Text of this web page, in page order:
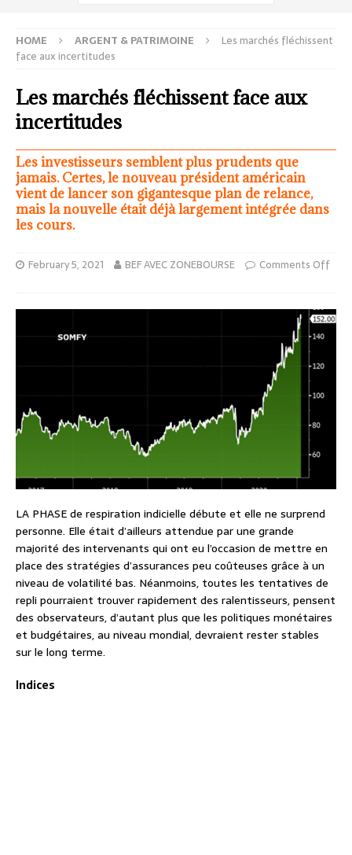
HOME ARGENT & PATRIMOINE
Les marchés fléchissent
face aux incertitudes
Les marchés fléchissent face aux
incertitudes
Les investisseurs semblent plus prudents que
jamais. Certes, le nouveau président américain
vient de lancer son gigantesque plan de relance,
mais la nouvelle était déjà largement intégrée dans
les cours.
February 5, 2021 BEF AVEC ZONEBOURSE Comments Off
LA PHASE de respiration indicielle débute et elle ne surprend
personne. Elle était d’ailleurs attendue par une grande
majorité des intervenants qui ont eu l’occasion de mettre en
place des stratégies d’assurances peu coûteuses grâce à un
niveau de volatilité bas. Néanmoins, toutes les tentatives de
repli pourraient trouver rapidement des ralentisseurs, pensent
des observateurs, d’autant plus que les politiques monétaires
et budgétaires, au niveau mondial, devraient rester stables
sur le long terme.
Indices